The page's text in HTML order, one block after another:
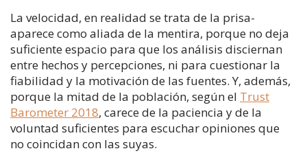
La velocidad, en realidad se trata de la prisa-
aparece como aliada de la mentira, porque no deja
suficiente espacio para que los análisis disciernan
entre hechos y percepciones, ni para cuestionar la
fiabilidad y la motivación de las fuentes. Y, además,
porque la mitad de la población, según el Trust
Barometer 2018, carece de la paciencia y de la
voluntad suficientes para escuchar opiniones que
no coincidan con las suyas.